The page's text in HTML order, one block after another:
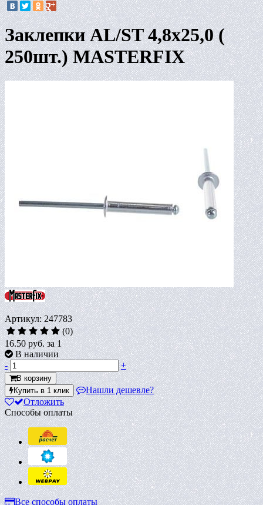
Заклепки AL/ST 4,8x25,0 (
250шт.) MASTERFIX
Артикул: 247783
(0)
16.50 руб.за 1
В наличии
-
+
В корзину
Купить в 1 клик
Нашли дешевле?
Отложить
Способы оплаты
Все способы оплаты